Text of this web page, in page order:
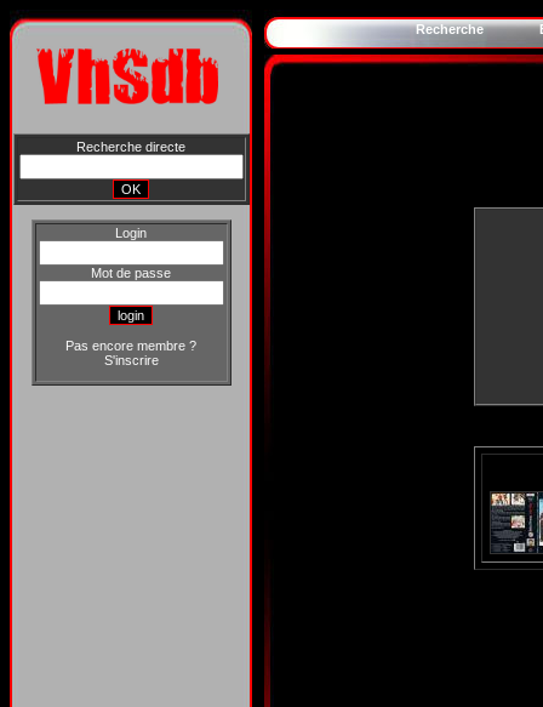
Recherche directe
Login
Mot de passe
Pas encore membre ?
S'inscrire
Recherche